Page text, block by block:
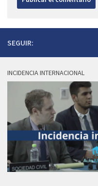
SEGUIR:
INCIDENCIA INTERNACIONAL